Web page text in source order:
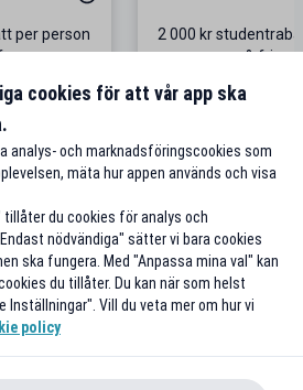
per person
4 personer
2 000 kr
&
Surf-äventyr i
cookies för att vår app ska
analys- och marknadsföringscookies som
mäta hur appen används och visa
tillåter du cookies för analys och
nödvändiga" sätter vi bara cookies
ska fungera. Med "Anpassa mina val" kan
du tillåter. Du kan när som helst
Inställningar". Vill du veta mer om hur vi
policy